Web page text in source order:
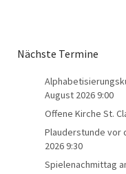
Nächste Termine
August 2026 9:00
Offene Kirche St.
Plauderstunde vor
2026 9:30
Spielenachmittag